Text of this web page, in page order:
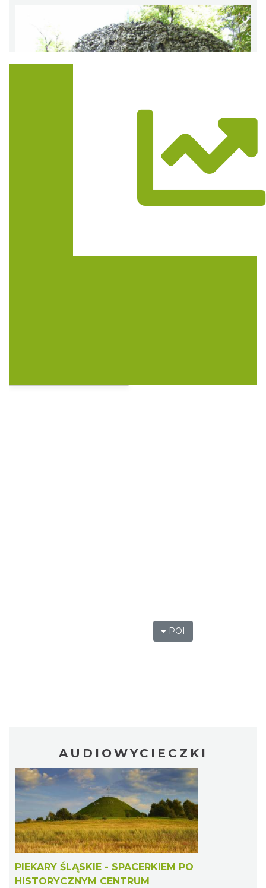
POI
Trasa
AUDIOWYCIECZKI
PIEKARY ŚLĄSKIE - SPACERKIEM PO
HISTORYCZNYM CENTRUM